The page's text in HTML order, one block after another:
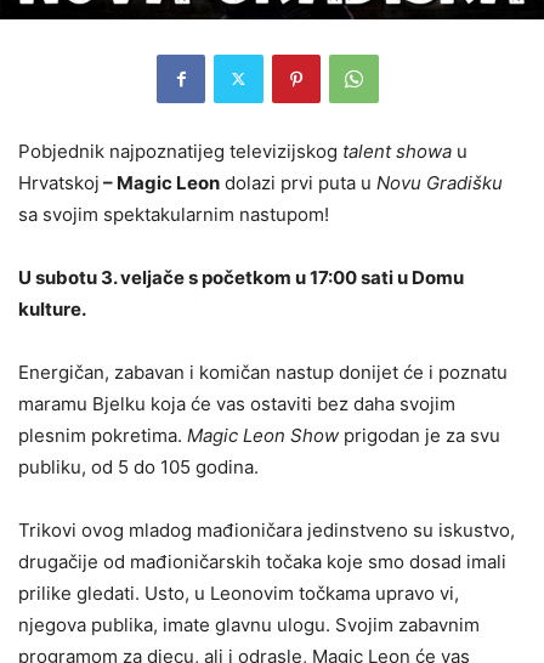
Pobjednik najpoznatijeg televizijskog talent showa u
Hrvatskoj – Magic Leon dolazi prvi puta u Novu Gradišku
sa svojim spektakularnim nastupom!
U subotu 3. veljače s početkom u 17:00 sati u Domu
kulture.
Energičan, zabavan i komičan nastup donijet će i poznatu
maramu Bjelku koja će vas ostaviti bez daha svojim
plesnim pokretima. Magic Leon Show prigodan je za svu
publiku, od 5 do 105 godina.
Trikovi ovog mladog mađioničara jedinstveno su iskustvo,
drugačije od mađioničarskih točaka koje smo dosad imali
prilike gledati. Usto, u Leonovim točkama upravo vi,
njegova publika, imate glavnu ulogu. Svojim zabavnim
programom za djecu, ali i odrasle, Magic Leon će vas